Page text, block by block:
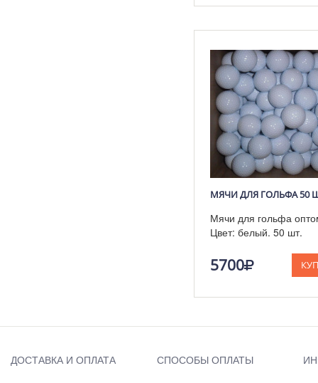
МЯЧИ ДЛЯ ГОЛЬФА 50
Мячи для гольфа
Цвет: белый. 50 шт.
5700
ДОСТАВКА И ОПЛАТА СПОСОБЫ ОПЛАТЫ